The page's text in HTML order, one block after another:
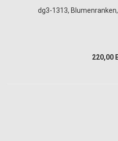
dg3-1313, Blumenranken,
220,00